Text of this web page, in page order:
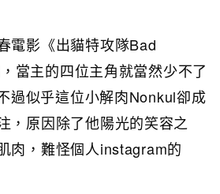
電影《出貓特攻隊Bad
當主的四位主角就當然少不了
過似乎這位小解肉Nonkul卻成
，原因除了他陽光的笑容之
肉，難怪個人instagram的